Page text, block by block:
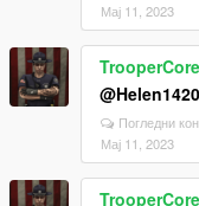
Мај 11, 2023
Погледни
Мај 11, 2023